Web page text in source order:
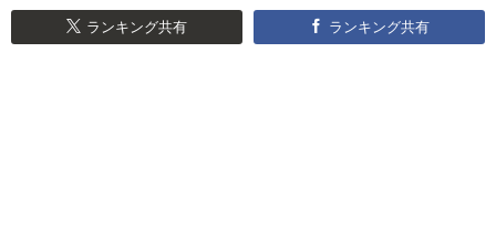
ランキング共有 ランキング共有